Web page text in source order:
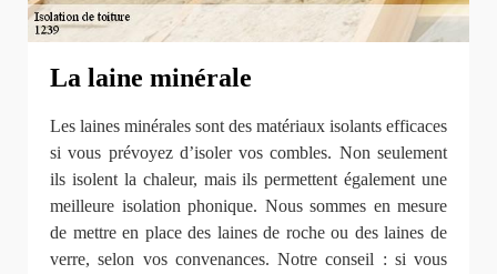
La laine minérale
Les laines minérales sont des matériaux isolants efficaces
si vous prévoyez d’isoler vos combles. Non seulement
ils isolent la chaleur, mais ils permettent également une
meilleure isolation phonique. Nous sommes en mesure
de mettre en place des laines de roche ou des laines de
verre, selon vos convenances. Notre conseil : si vous